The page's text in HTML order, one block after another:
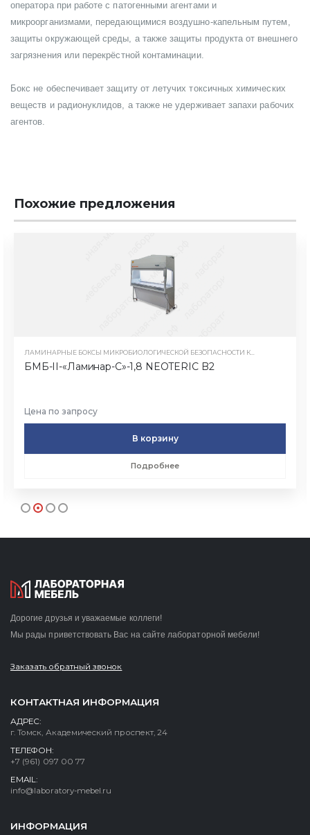
оператора при работе с патогенными агентами и
микроорганизмами, передающимися воздушно-капельным путем,
защиты окружающей среды, а также защиты продукта от внешнего
загрязнения или перекрёстной контаминации.
Бокс не обеспечивает защиту от летучих токсичных химических
веществ и радионуклидов, а также не удерживает запахи рабочих
агентов.
Похожие предложения
БМБ-II-«Ламинар-С»-1,8 NEOTERIC B2
Цена по запросу
В корзину
Подробнее
Дорогие друзья и уважаемые коллеги!
Мы рады приветствовать Вас на сайте лабораторной мебели!
Заказать обратный звонок
КОНТАКТНАЯ ИНФОРМАЦИЯ
АДРЕС:
г. Томск, Академический проспект, 24
ТЕЛЕФОН:
+7 (961) 097 00 77
EMAIL:
info@laboratory-mebel.ru
ИНФОРМАЦИЯ